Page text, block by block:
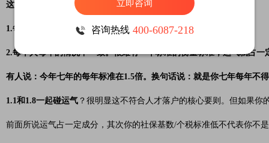
这一点是比较具有争议的一项。原因在于：
1.每个人的情况不一致。
2.每个人每年的情况不一致。很难有一个标准的衡量标准，运气就占
有人说：今年七年的每年标准在1.5倍。换句话说：就是你七年每年不
1.1和1.8一起碰运气 ？很明显这不符合人才落户的核心要则。但如果
前面所说运气占一定成分，其次你的社保基数/个税标准低不代表你不
立即咨询
咨询热线 400-6087-218